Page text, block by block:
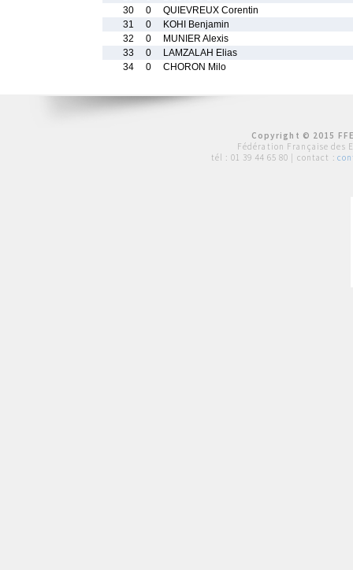
30
0
QUIEVREUX Corentin
31
0
KOHI Benjamin
32
0
MUNIER Alexis
33
0
LAMZALAH Elias
34
0 CHORON Milo
Copyright © 2015
Fédération Française des
tél : 01 39 44 65 80 | contact :